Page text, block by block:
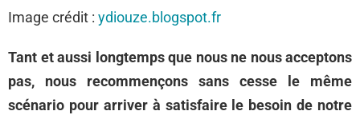
Image crédit : ydiouze.blogspot.fr
Tant et aussi longtemps que nous ne nous acceptons
pas, nous recommençons sans cesse le même
scénario pour arriver à satisfaire le besoin de notre